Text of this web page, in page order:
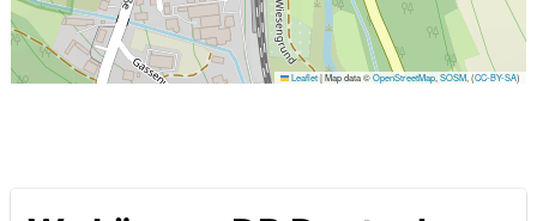
Leaflet|Map data ©OpenStreetMap ,SOSM , (CC-BY-SA)